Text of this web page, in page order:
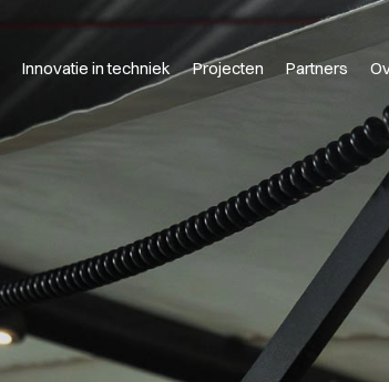
Innovatie in techniek Projecten Partners